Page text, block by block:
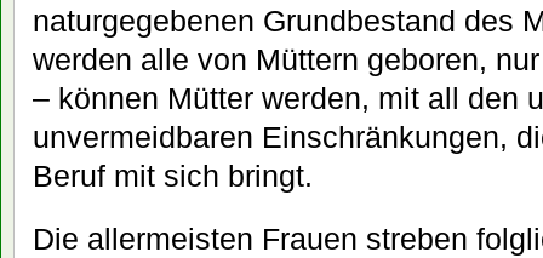
naturgegebenen Grundbestand des
werden alle von Müttern geboren,
– können Mütter werden, mit all den
unvermeidbaren Einschränkungen,
Beruf mit sich bringt.
Die allermeisten Frauen streben